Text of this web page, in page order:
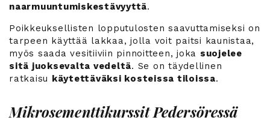
naarmuuntumiskestävyyttä.
Poikkeuksellisten lopputulosten saavuttamiseksi on
tarpeen käyttää lakkaa, jolla voit paitsi kaunistaa,
myös saada vesitiiviin pinnoitteen, joka suojelee
sitä juoksevalta vedeltä. Se on täydellinen
ratkaisu käytettäväksi kosteissa tiloissa.
Mikrosementtikurssit Pedersöressä